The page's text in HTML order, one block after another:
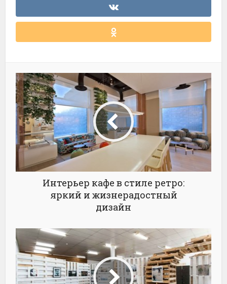
Интерьер кафе в стиле ретро:
яркий и жизнерадостный
дизайн